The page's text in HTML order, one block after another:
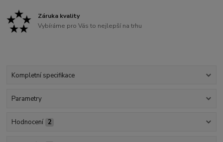
Záruka kvality
Vybíráme pro Vás to nejlepší na trhu
Kompletní specifikace
Parametry
Hodnocení 2